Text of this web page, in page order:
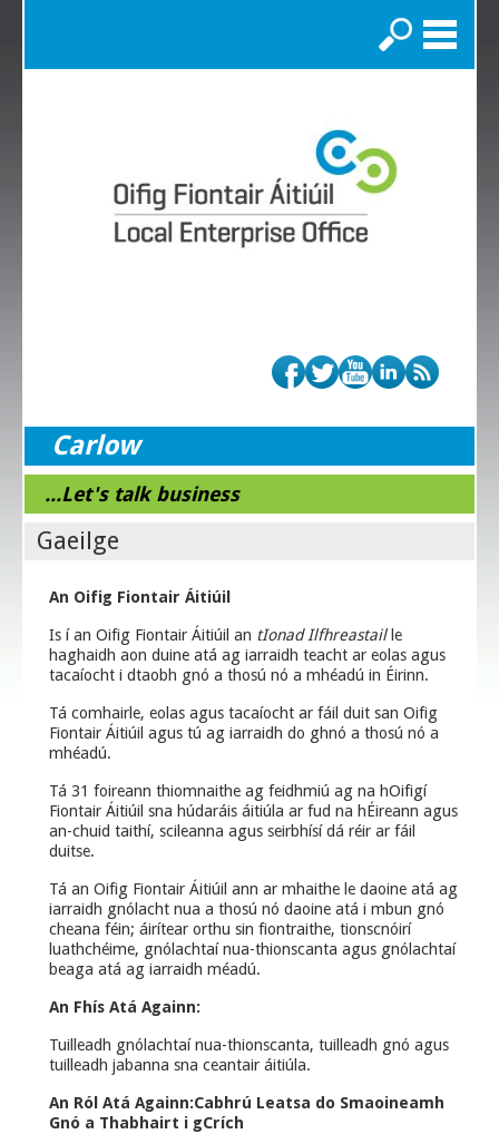
Search
Carlow
...Let's talk business
Gaeilge
An Oifig Fiontair Áitiúil
Is í an Oifig Fiontair Áitiúil an tIonad Ilfhreastaille
haghaidh aon duine atá ag iarraidh teacht ar eolas agus
tacaíocht i dtaobh gnó a thosú nó a mhéadú in Éirinn.
Tá comhairle, eolas agus tacaíocht ar fáil duit san Oifig
Fiontair Áitiúil agus tú ag iarraidh do ghnó a thosú nó a
mhéadú.
Tá 31 foireann thiomnaithe ag feidhmiú ag na hOifigí
Fiontair Áitiúil sna húdaráis áitiúla ar fud na hÉireann agus
an-chuid taithí, scileanna agus seirbhísí dá réir ar fáil
duitse.
Tá an Oifig Fiontair Áitiúil ann ar mhaithe le daoine atá ag
iarraidh gnólacht nua a thosú nó daoine atá i mbun gnó
cheana féin; áirítear orthu sin fiontraithe, tionscnóirí
luathchéime, gnólachtaí nua-thionscanta agus gnólachtaí
beaga atá ag iarraidh méadú.
An Fhís Atá Againn:
Tuilleadh gnólachtaí nua-thionscanta, tuilleadh gnó agus
tuilleadh jabanna sna ceantair áitiúla.
An Ról Atá Againn:Cabhrú Leatsa do Smaoineamh
Gnó a Thabhairt i gCrích